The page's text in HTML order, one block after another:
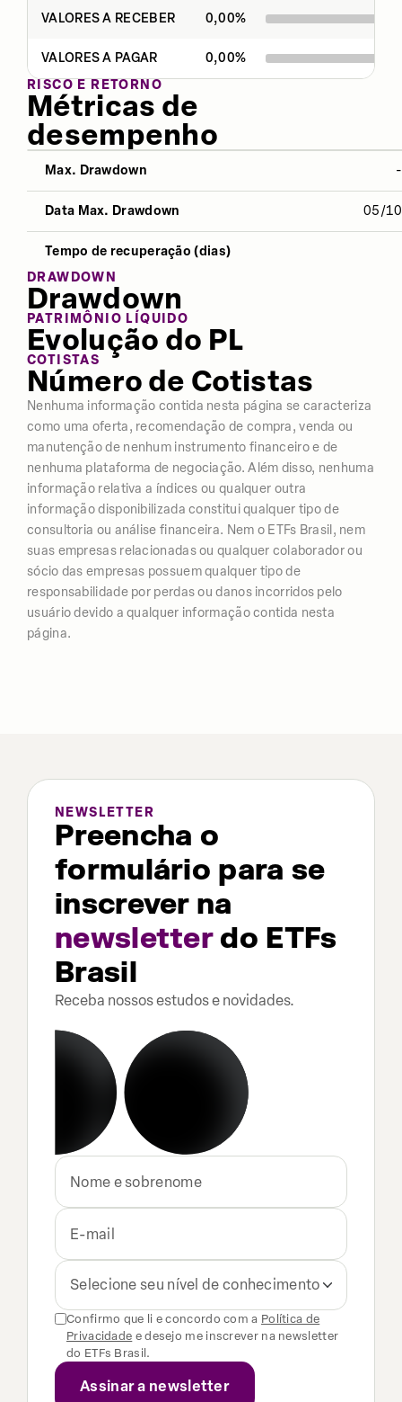
VALORES A RECEBER 0,00%
VALORES A PAGAR 0,00%
RISCO E RETORNO
Métricas de
desempenho
ÚLTIMOS
Desvio Padrão 0,03%
Índice Sharpe 4,77
Retorno 8,32%
Max. Drawdown
Data Max. Drawdown 05/
Tempo de recuperação (dias)
DRAWDOWN
Drawdown
PATRIMÔNIO LÍQUIDO
Evolução do PL
COTISTAS
Número de Cotistas
Nenhuma informação contida nesta página se caracteriza
como uma oferta, recomendação de compra, venda ou
manutenção de nenhum instrumento financeiro e de
nenhuma plataforma de negociação. Além disso, nenhuma
informação relativa a índices ou qualquer outra
informação disponibilizada constitui qualquer tipo de
consultoria ou análise financeira. Nem o ETFs Brasil, nem
suas empresas relacionadas ou qualquer colaborador ou
sócio das empresas possuem qualquer tipo de
responsabilidade por perdas ou danos incorridos pelo
usuário devido a qualquer informação contida nesta
página.
NEWSLETTER
Preencha o
formulário para se
inscrever na
newsletterdo ETFs
Brasil
Receba nossos estudos e novidades.
Selecione seu nível de conhecimento
Confirmo que li e concordo com a Política de
Privacidade e desejo me inscrever na newsletter
do ETFs Brasil.